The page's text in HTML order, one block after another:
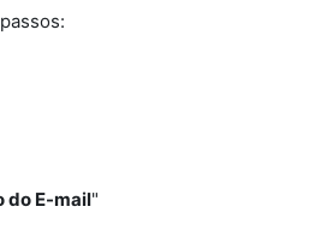
do E-mail"